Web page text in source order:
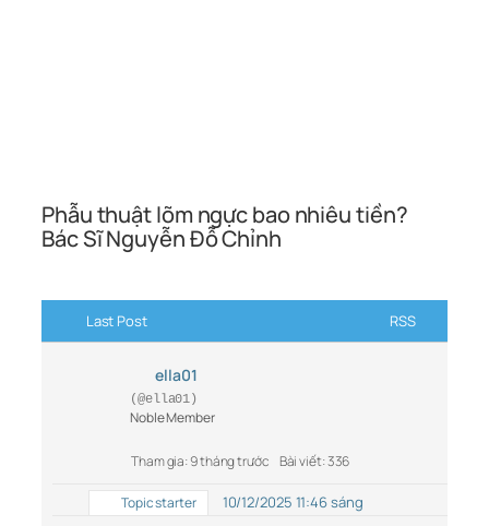
Phẫu thuật lõm ngực bao nhiêu tiền?
Bác Sĩ Nguyễn Đỗ Chỉnh
Last Post RSS
ella01
(@ella01)
Noble Member
Tham gia: 9 tháng trước Bài viết: 336
Topic starter 10/12/2025 11:46 sáng